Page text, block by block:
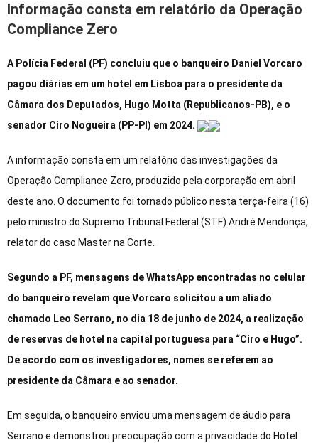
Informação consta em relatório da Operação
Compliance Zero
A Polícia Federal (PF) concluiu que o banqueiro Daniel Vorcaro
pagou diárias em um hotel em Lisboa para o presidente da
Câmara dos Deputados, Hugo Motta (Republicanos-PB), e o
senador Ciro Nogueira (PP-PI) em 2024.
A informação consta em um relatório das investigações da
Operação Compliance Zero, produzido pela corporação em abril
deste ano. O documento foi tornado público nesta terça-feira (16)
pelo ministro do Supremo Tribunal Federal (STF) André Mendonça,
relator do caso Master na Corte.
Segundo a PF, mensagens de WhatsApp encontradas no celular
do banqueiro revelam que Vorcaro solicitou a um aliado
chamado Leo Serrano, no dia 18 de junho de 2024, a realização
de reservas de hotel na capital portuguesa para “Ciro e Hugo”.
De acordo com os investigadores, nomes se referem ao
presidente da Câmara e ao senador.
Em seguida, o banqueiro enviou uma mensagem de áudio para
Serrano e demonstrou preocupação com a privacidade do Hotel